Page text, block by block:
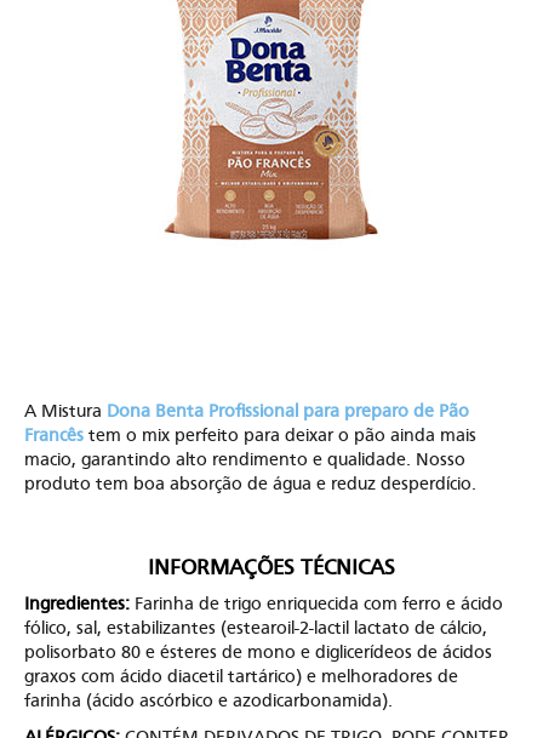
A Mistura Dona Benta Profissional para preparo de Pão
Francês tem o mix perfeito para deixar o pão ainda mais
macio, garantindo alto rendimento e qualidade. Nosso
produto tem boa absorção de água e reduz desperdício.
INFORMAÇÕES TÉCNICAS
Ingredientes: Farinha de trigo enriquecida com ferro e ácido
fólico, sal, estabilizantes (estearoil-2-lactil lactato de cálcio,
polisorbato 80 e ésteres de mono e diglicerídeos de ácidos
graxos com ácido diacetil tartárico) e melhoradores de
farinha (ácido ascórbico e azodicarbonamida).